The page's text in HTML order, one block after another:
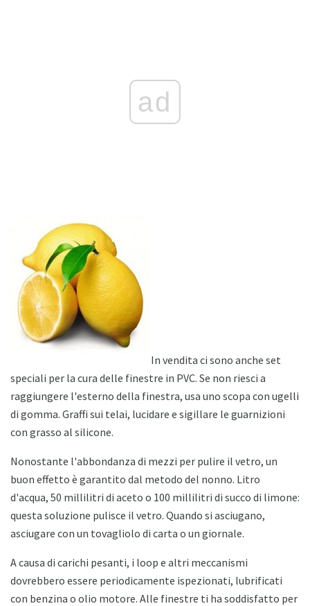
ad
In vendita ci sono anche set
speciali per la cura delle finestre in PVC. Se non riesci a
raggiungere l'esterno della finestra, usa uno scopa con ugelli
di gomma. Graffi sui telai, lucidare e sigillare le guarnizioni
con grasso al silicone.
Nonostante l'abbondanza di mezzi per pulire il vetro, un
buon effetto è garantito dal metodo del nonno. Litro
d'acqua, 50 millilitri di aceto o 100 millilitri di succo di limone:
questa soluzione pulisce il vetro. Quando si asciugano,
asciugare con un tovagliolo di carta o un giornale.
A causa di carichi pesanti, i loop e altri meccanismi
dovrebbero essere periodicamente ispezionati, lubrificati
con benzina o olio motore. Alle finestre ti ha soddisfatto per